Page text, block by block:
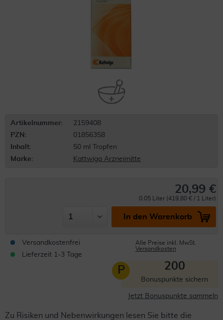
Artikelnummer:
2159408
PZN:
01856358
Inhalt:
50 ml Tropfen
Marke:
Kattwiga Arzneimitte
20,99 €
0.05 Liter (419,80 € / 1 Liter)
In den Warenkorb
Versandkostenfrei
Lieferzeit 1-3 Tage
Alle Preise inkl. MwSt.
Versandkosten
P 200
Bonuspunkte sichern
Jetzt Bonuspunkte sammeln
Zu Risiken und Nebenwirkungen lesen Sie bitte die